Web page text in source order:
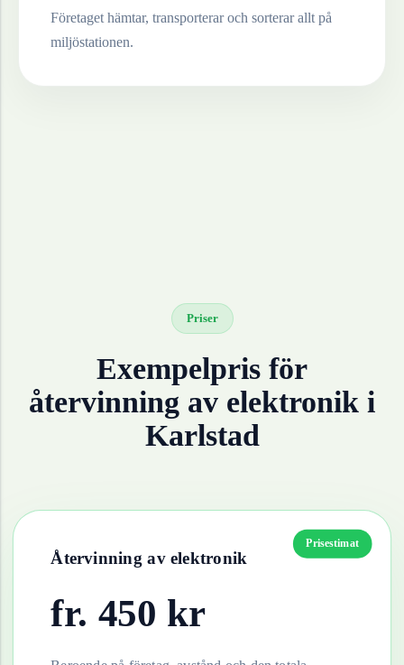
Företaget hämtar, transporterar och sorterar allt på
miljöstationen.
Priser
Exempelpris för
återvinning av elektronik i
Karlstad
Prisestimat
Återvinning av elektronik
fr. 450 kr